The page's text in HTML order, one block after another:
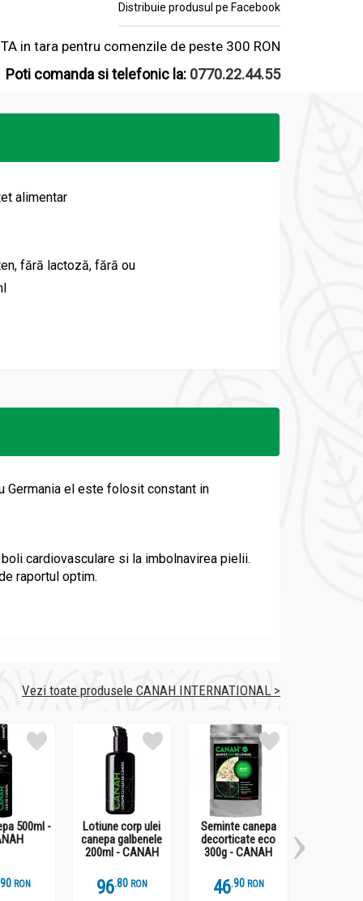
Distribuie produsul pe Facebook
in tara pentru comenzile de peste 300 RON
Poti comanda si telefonic la: 0770.22.44.55
alimentar
fără lactoză, fără ou
Germania el este folosit constant in
cardiovasculare si la imbolnavirea pielii.
raportul optim.
Vezi toate produsele CANAH INTERNATIONAL >
500ml -
9 RON
Lotiune corp ulei
canepa galbenele
200ml - CANAH
96.8 RON
Seminte canepa
decorticate eco
300g - CANAH
46.9 RON